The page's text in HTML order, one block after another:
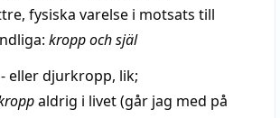
, fysiska varelse i motsats till
kropp ochsjäl
eller djurkropp, lik;
aldrig i livet (går jag med på